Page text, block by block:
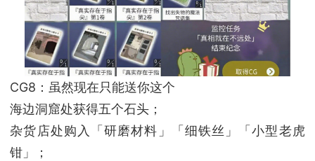
CG8：虽然现在只能送你这个
海边洞窟处获得五个石头；
杂货店处购入「研磨材料」「细铁丝」「小型老虎
钳」；